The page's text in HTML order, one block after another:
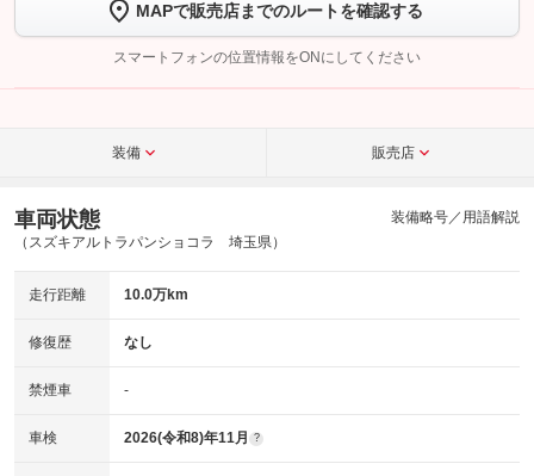
トーク画面で
ボタンをタップして問い合わせを
完了してください。
こちら
MAPで販売店までのルートを確認する
スマートフォンの位置情報をONにしてください
装備 販売店
車両状態
（スズキアルトラパンショコラ 埼玉県）
装備略号／用語解説
走行距離 10.0万km
修復歴 なし
禁煙車 -
車検 2026(令和8)年11月 ?